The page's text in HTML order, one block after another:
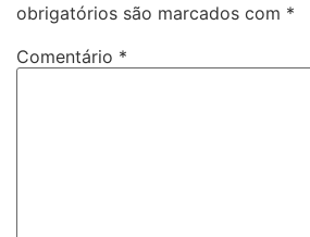
obrigatórios são marcados com *
Comentário *